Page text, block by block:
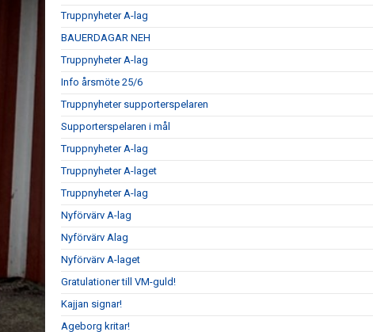
Truppnyheter A-lag
BAUERDAGAR NEH
Truppnyheter A-lag
Info årsmöte 25/6
Truppnyheter supporterspelaren
Supporterspelaren i mål
Truppnyheter A-lag
Truppnyheter A-laget
Truppnyheter A-lag
Nyförvärv A-lag
Nyförvärv Alag
Nyförvärv A-laget
Gratulationer till VM-guld!
Kajjan signar!
Ageborg kritar!